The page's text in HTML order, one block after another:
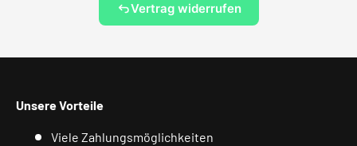
Vertrag widerrufen
Unsere Vorteile
Viele Zahlungsmöglichkeiten